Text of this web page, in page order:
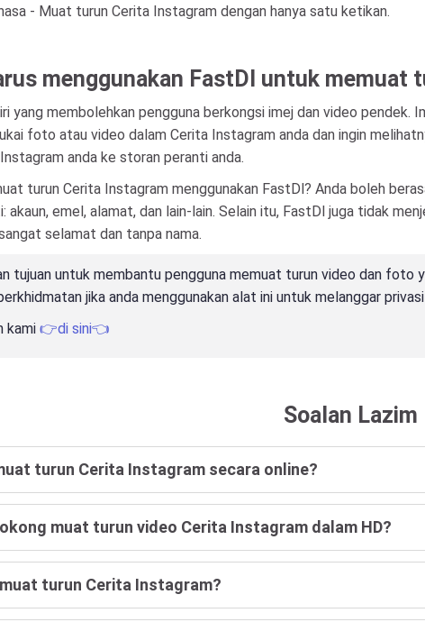
- Muat turun Cerita Instagram dengan hanya satu ketikan.
menggunakan FastDl untuk memuat
yang membolehkan pengguna berkongsi imej dan video
foto atau video dalam Cerita Instagram anda dan ingin
anda ke storan peranti anda.
turun Cerita Instagram menggunakan FastDl? Anda boleh
emel, alamat, dan lain-lain. Selain itu, FastDl juga tidak
selamat dan tanpa nama.
tujuan untuk membantu pengguna memuat turun video dan foto
jika anda menggunakan alat ini untuk melanggar
kami 👉di sini👈
Soalan Lazim
turun Cerita Instagram secara online?
muat turun video Cerita Instagram dalam HD?
turun Cerita Instagram?